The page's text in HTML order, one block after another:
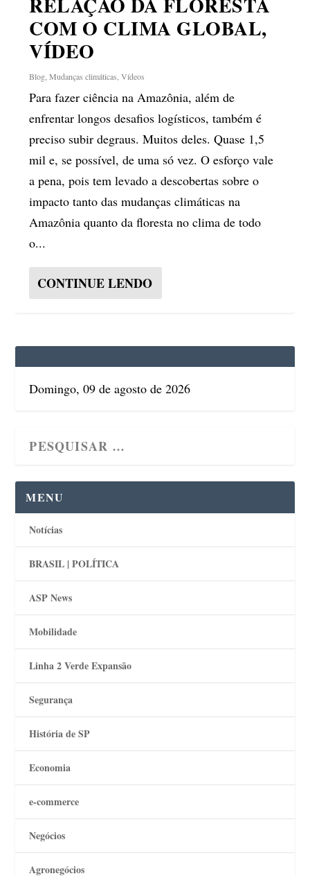
COM O CLIMA GLOBAL,
VÍDEO
Blog ,Mudanças climáticas ,Vídeos
Para fazer ciência na Amazônia, além de
enfrentar longos desafios logísticos, também é
preciso subir degraus. Muitos deles. Quase 1,5
mil e, se possível, de uma só vez. O esforço vale
a pena, pois tem levado a descobertas sobre o
impacto tanto das mudanças climáticas na
Amazônia quanto da floresta no clima de todo
o...
CONTINUE LENDO
Domingo, 09 de agosto de 2026
MENU
Notícias
BRASIL | POLÍTICA
ASP News
Mobilidade
Linha 2 Verde Expansão
Segurança
História de SP
Economia
e-commerce
Negócios
Agronegócios